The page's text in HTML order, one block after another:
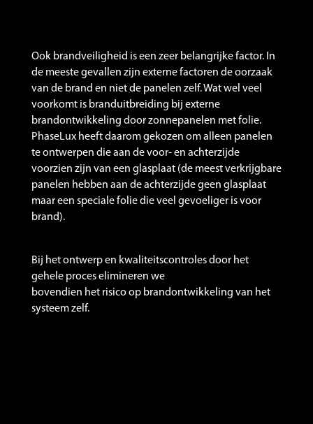
Ook brandveiligheid is een zeer belangrijke factor. In
de meeste gevallen zijn externe factoren de oorzaak
van de brand en niet de panelen zelf. Wat wel veel
voorkomt is branduitbreiding bij externe
brandontwikkeling door zonnepanelen met folie.
PhaseLux heeft daarom gekozen om alleen panelen
te ontwerpen die aan de voor- en achterzijde
voorzien zijn van een glasplaat (de meest verkrijgbare
panelen hebben aan de achterzijde geen glasplaat
maar een speciale folie die veel gevoeliger is voor
brand).
Bij het ontwerp en kwaliteitscontroles door het
gehele proces elimineren we
bovendien het risico op brandontwikkeling van het
systeem zelf.